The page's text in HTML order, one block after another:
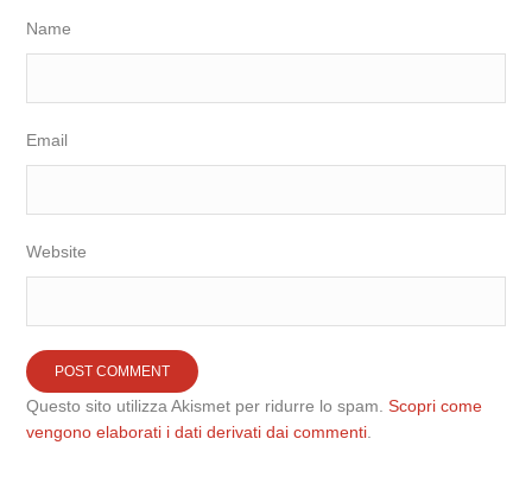
Name
Email
Website
Questo sito utilizza Akismet per ridurre lo spam.Scopri come
vengono elaborati i dati derivati dai commenti.